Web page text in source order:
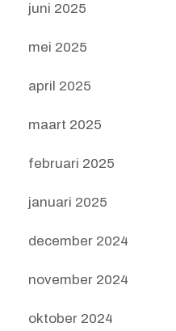
juni 2025
mei 2025
april 2025
maart 2025
februari 2025
januari 2025
december 2024
november 2024
oktober 2024